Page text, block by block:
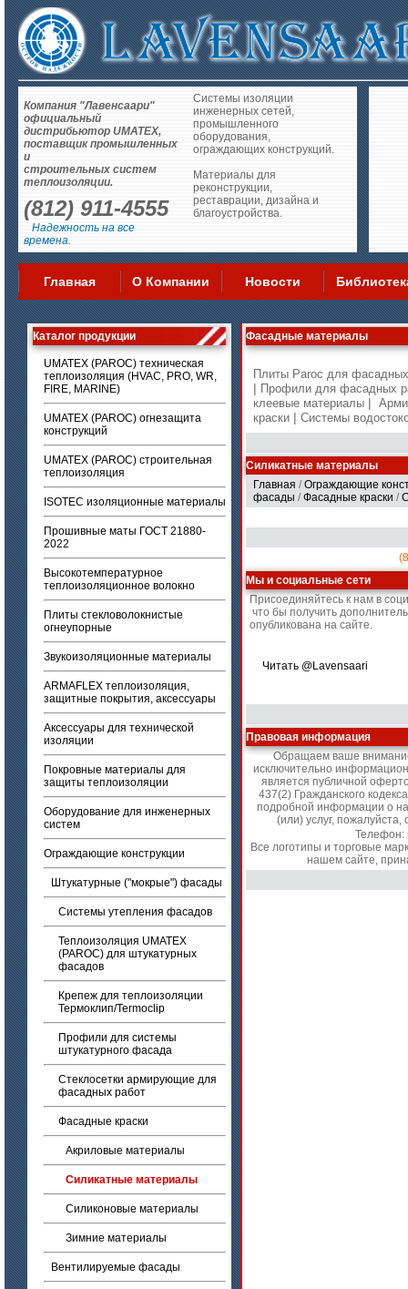
Компания "Лавенсаари"
официальный
дистрибьютор UMATEX,
поставщик промышленных
и
строительных систем
теплоизоляции.
(812) 911-4555
Надежность на все
времена.
Системы изоляции
инженерных сетей,
промышленного
оборудования,
ограждающих конструкций.
Материалы для
реконструкции,
реставрации, дизайна и
благоустройства.
Главная О Компании Новости
Каталог продукции
UMATEX (PAROC) техническая
теплоизоляция (HVAC, PRO, WR,
FIRE, MARINE)
UMATEX (PAROC) огнезащита
конструкций
UMATEX (PAROC) строительная
теплоизоляция
ISOTEC изоляционные материалы
Прошивные маты ГОСТ 21880-
2022
Высокотемпературное
теплоизоляционное волокно
Плиты стекловолокнистые
огнеупорные
Звукоизоляционные материалы
ARMAFLEX теплоизоляция,
защитные покрытия, аксессуары
Аксессуары для технической
изоляции
Покровные материалы для
защиты теплоизоляции
Оборудование для инженерных
систем
Ограждающие конструкции
Штукатурные ("мокрые") фасады
Системы утепления фасадов
Теплоизоляция UMATEX
(PAROC) для штукатурных
фасадов
Крепеж для теплоизоляции
Термоклип/Termoclip
Профили для системы
штукатурного фасада
Стеклосетки армирующие для
фасадных работ
Фасадные краски
Акриловые материалы
Силикатные материалы
Силиконовые материалы
Зимние материалы
Вентилируемые фасады
Фасадные материалы
Плиты Paroc для
| Профили для фасадных
клеевые материалы |
краски | Системы
Силикатные материалы
Главная /Ограждающие
фасады /Фасадные краски /
Мы и социальные сети
Присоединяйтесь к нам в
что бы получить
опубликована на сайте.
Читать @Lavensaari
Правовая информация
Обращаем ваше
исключительно
является публичной
437(2) Гражданского
подробной информации о
(или) услуг,
Телефон:
Все логотипы и торговые
нашем сайте,